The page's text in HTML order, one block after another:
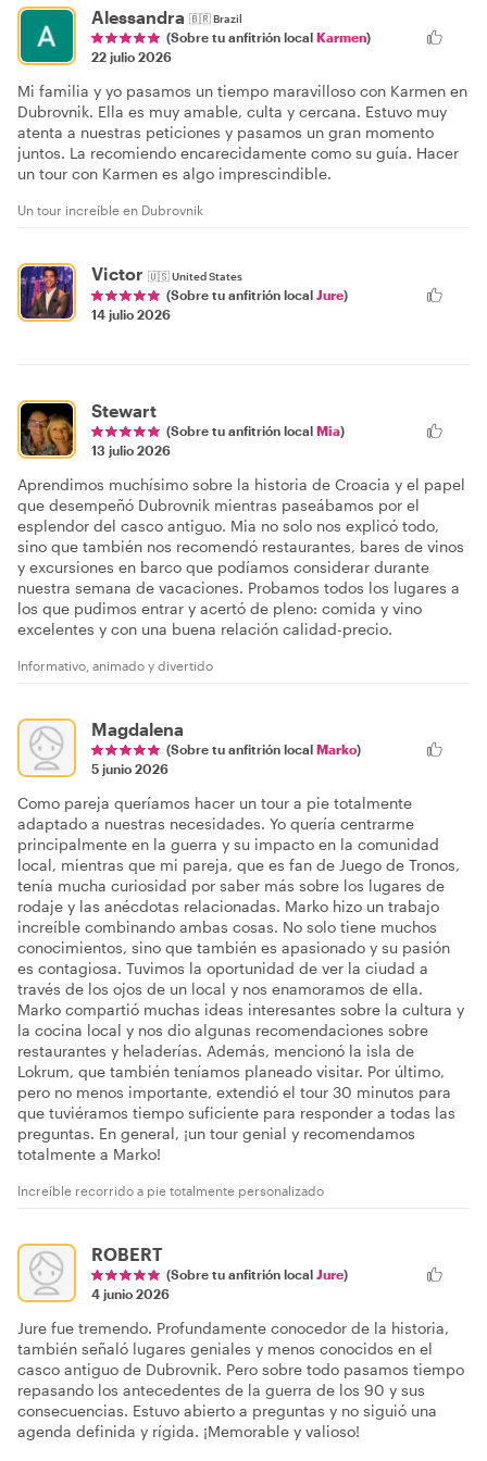
Alessandra 🇧🇷Brazil
(Sobre tu anfitrión local Karmen)
22 julio 2026
Mi familia y yo pasamos un tiempo maravilloso con Karmen en
Dubrovnik. Ella es muy amable, culta y cercana. Estuvo muy
atenta a nuestras peticiones y pasamos un gran momento
juntos. La recomiendo encarecidamente como su guía. Hacer
un tour con Karmen es algo imprescindible.
Un tour increíble en Dubrovnik
Victor 🇺🇸United States
(Sobre tu anfitrión local Jure)
14 julio 2026
Stewart
(Sobre tu anfitrión local Mia)
13 julio 2026
Aprendimos muchísimo sobre la historia de Croacia y el papel
que desempeñó Dubrovnik mientras paseábamos por el
esplendor del casco antiguo. Mia no solo nos explicó todo,
sino que también nos recomendó restaurantes, bares de vinos
y excursiones en barco que podíamos considerar durante
nuestra semana de vacaciones. Probamos todos los lugares a
los que pudimos entrar y acertó de pleno: comida y vino
excelentes y con una buena relación calidad-precio.
Informativo, animado y divertido
Magdalena
(Sobre tu anfitrión local Marko)
5 junio 2026
Como pareja queríamos hacer un tour a pie totalmente
adaptado a nuestras necesidades. Yo quería centrarme
principalmente en la guerra y su impacto en la comunidad
local, mientras que mi pareja, que es fan de Juego de Tronos,
tenía mucha curiosidad por saber más sobre los lugares de
rodaje y las anécdotas relacionadas. Marko hizo un trabajo
increíble combinando ambas cosas. No solo tiene muchos
conocimientos, sino que también es apasionado y su pasión
es contagiosa. Tuvimos la oportunidad de ver la ciudad a
través de los ojos de un local y nos enamoramos de ella.
Marko compartió muchas ideas interesantes sobre la cultura y
la cocina local y nos dio algunas recomendaciones sobre
restaurantes y heladerías. Además, mencionó la isla de
Lokrum, que también teníamos planeado visitar. Por último,
pero no menos importante, extendió el tour 30 minutos para
que tuviéramos tiempo suficiente para responder a todas las
preguntas. En general, ¡un tour genial y recomendamos
totalmente a Marko!
Increíble recorrido a pie totalmente personalizado
ROBERT
(Sobre tu anfitrión local Jure)
4 junio 2026
Jure fue tremendo. Profundamente conocedor de la historia,
también señaló lugares geniales y menos conocidos en el
casco antiguo de Dubrovnik. Pero sobre todo pasamos tiempo
repasando los antecedentes de la guerra de los 90 y sus
consecuencias. Estuvo abierto a preguntas y no siguió una
agenda definida y rígida. ¡Memorable y valioso!